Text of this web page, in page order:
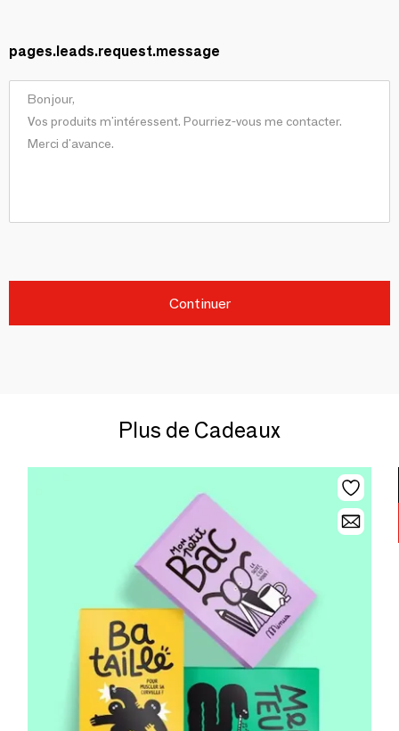
pages.leads.request.message
Continuer
Plus de Cadeaux